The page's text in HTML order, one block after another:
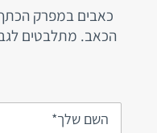
כאבים במפרק הכתף
הכאב. מתלבטים